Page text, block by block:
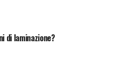
di laminazione?